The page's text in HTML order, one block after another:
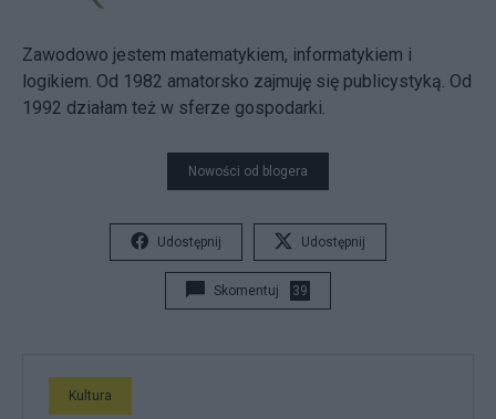
Zawodowo jestem matematykiem, informatykiem i
logikiem. Od 1982 amatorsko zajmuję się publicystyką. Od
1992 działam też w sferze gospodarki.
Nowości od blogera
Udostępnij Udostępnij
Skomentuj 39
Kultura